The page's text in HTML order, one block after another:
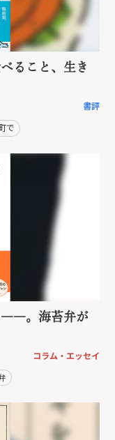
ること、生き
書評
で
――。海苔弁が
コラム・エッセイ